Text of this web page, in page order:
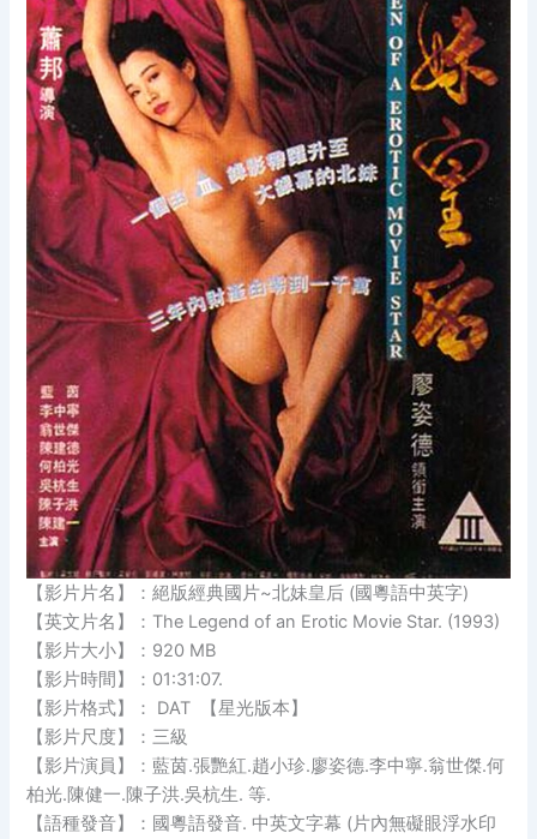
【影片片名】：絕版經典國片~北妹皇后 (國粵語中英字)
【英文片名】：The Legend of an Erotic Movie Star. (1993)
【影片大小】：920 MB
【影片時間】：01:31:07.
【影片格式】： DAT 【星光版本】
【影片尺度】：三級
【影片演員】：藍茵.張艷紅.趙小珍.廖姿德.李中寧.翁世傑.何
柏光.陳健一.陳子洪.吳杭生. 等.
【語種發音】：國粵語發音. 中英文字幕 (片內無礙眼浮水印